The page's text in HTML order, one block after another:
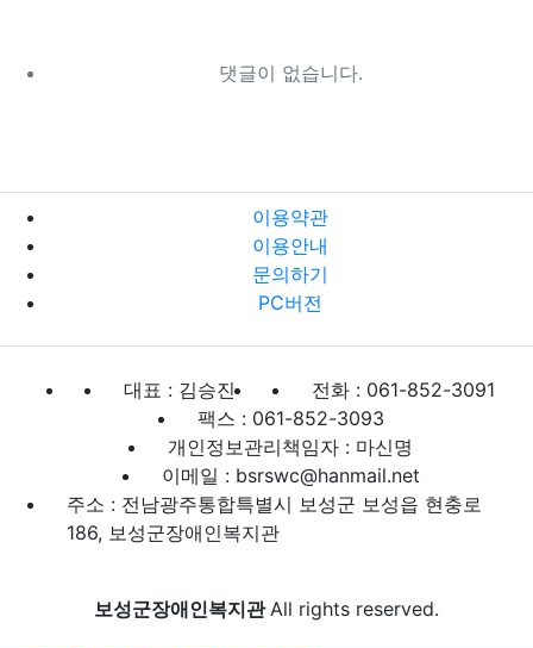
댓글이 없습니다.
이용약관
이용안내
문의하기
PC버전
대표 : 김승진
전화 : 061-852-3091
팩스 : 061-852-3093
개인정보관리책임자 : 마신명
이메일 : bsrswc@hanmail.net
주소 : 전남광주통합특별시 보성군 보성읍 현충로
186, 보성군장애인복지관
보성군장애인복지관 All rights reserved.